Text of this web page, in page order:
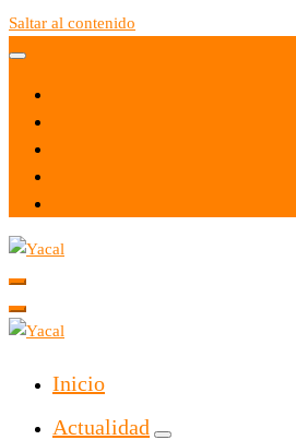
Saltar al contenido
Yacal micro hosting
Inicio
Actualidad